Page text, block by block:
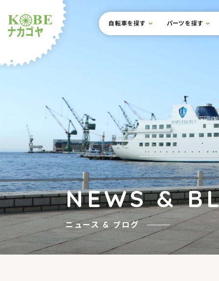
サイト内メニュー
本文までスキップ
自転車を探す パーツを探す
NEWS &
ニュース & ブログ